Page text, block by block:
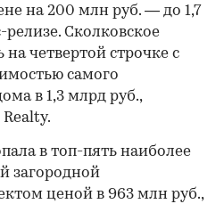
на 200 млн руб. — до 1,7
релизе. Сколковское
на четвертой строчке с
самого
в 1,3 млрд руб.,
в топ-пять наиболее
загородной
ценой в 963 млн руб.,